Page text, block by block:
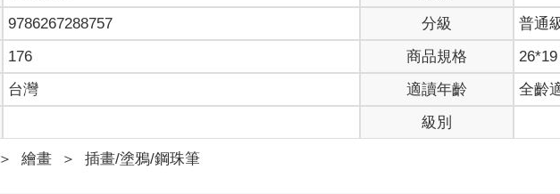
9786267288757 分級
普通
176 商品規格
26*19
台灣 適讀年齡
全齡
級別
＞ 繪畫 ＞ 插畫/塗鴉/鋼珠筆